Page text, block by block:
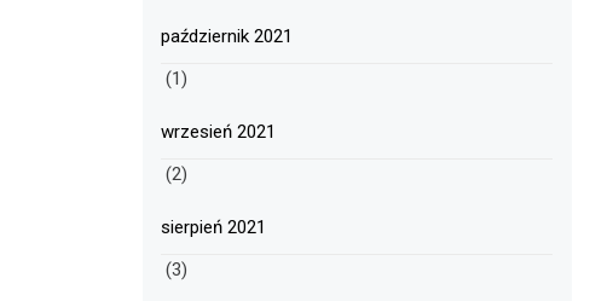
październik 2021
(1)
wrzesień 2021
(2)
sierpień 2021
(3)